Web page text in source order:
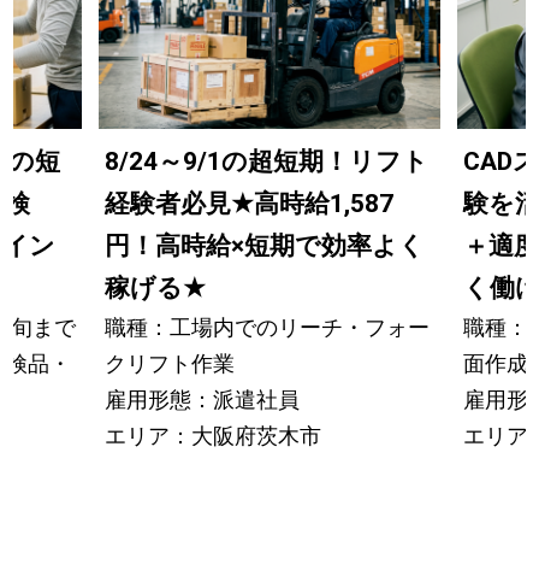
の短
ン
旬まで
品・
8/24～9/1の超短期！リフト
経験者必見★高時給1,587
円！高時給×短期で効率よく
稼げる★
職種：工場内でのリーチ・フォー
クリフト作業
雇用形態：派遣社員
エリア：大阪府茨木市
CAD
験を
＋適
く働
職種：
面作成
雇用形
エリア